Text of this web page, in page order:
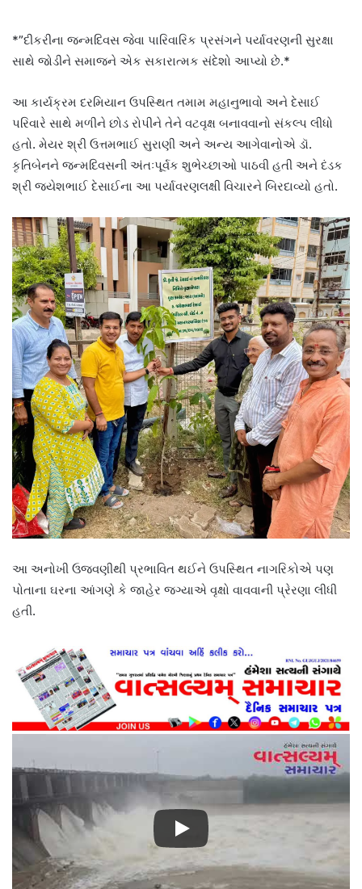
*”દીકરીના જન્મદિવસ જેવા પારિવારિક પ્રસંગને પર્યાવરણની સુરક્ષા
સાથે જોડીને સમાજને એક સકારાત્મક સંદેશો આપ્યો છે.*
આ કાર્યક્રમ દરમિયાન ઉપસ્થિત તમામ મહાનુભાવો અને દેસાઈ
પરિવારે સાથે મળીને છોડ રોપીને તેને વટવૃક્ષ બનાવવાનો સંકલ્પ લીધો
હતો. મેયર શ્રી ઉત્તમભાઈ સુરાણી અને અન્ય આગેવાનોએ ડૉ.
કૃતિબેનને જન્મદિવસની અંતઃપૂર્વક શુભેચ્છાઓ પાઠવી હતી અને દંડક
શ્રી જયેશભાઈ દેસાઈના આ પર્યાવરણલક્ષી વિચારને બિરદાવ્યો હતો.
આ અનોખી ઉજવણીથી પ્રભાવિત થઈને ઉપસ્થિત નાગરિકોએ પણ
પોતાના ઘરના આંગણે કે જાહેર જગ્યાએ વૃક્ષો વાવવાની પ્રેરણા લીધી
હતી.